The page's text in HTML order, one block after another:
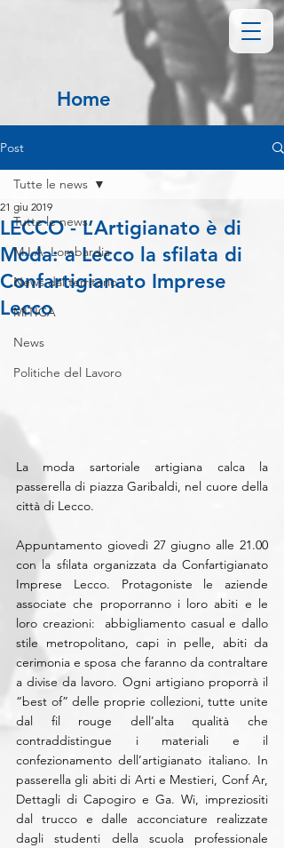
Home
Post
Tutte le news
M.I.A. Lombardia
News dal territorio
MITICA
News
Politiche del Lavoro
Tutte le news
LECCO - L’Artigianato è di
Moda: a Lecco la sfilata di
Confartigianato Imprese
Lecco
21 giu 2019
La moda sartoriale artigiana calca la
passerella di piazza Garibaldi, nel cuore della
città di Lecco.
Appuntamento giovedì 27 giugno alle 21.00
con la sfilata organizzata da Confartigianato
Imprese Lecco. Protagoniste le aziende
associate che proporranno i loro abiti e le
loro creazioni:  abbigliamento casual e dallo
stile metropolitano, capi in pelle, abiti da
cerimonia e sposa che faranno da contraltare
a divise da lavoro. Ogni artigiano proporrà il
“best of” delle proprie collezioni, tutte unite
dal fil rouge dell’alta qualità che
contraddistingue i materiali e il
confezionamento dell’artigianato italiano. In
passerella gli abiti di Arti e Mestieri, Conf Ar,
Dettagli di Capogiro e Ga. Wi, impreziositi
dal trucco e dalle acconciature realizzate
dagli studenti della scuola professionale